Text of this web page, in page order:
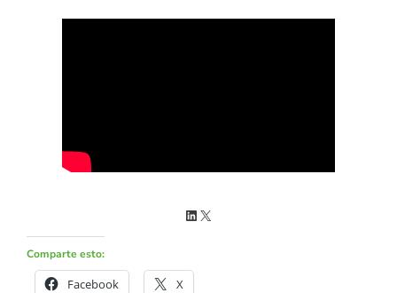
Comparte esto:
Facebook X